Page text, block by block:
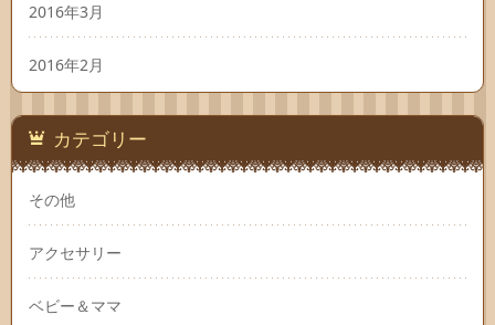
2016年3月
2016年2月
カテゴリー
その他
アクセサリー
ベビー＆ママ